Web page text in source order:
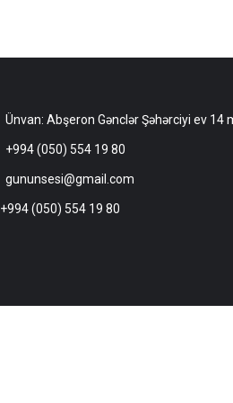
Ünvan: Abşeron Gənclər Şəhərciyi ev 14
+994 (050) 554 19 80
gununsesi@gmail.com
+994 (050) 554 19 80